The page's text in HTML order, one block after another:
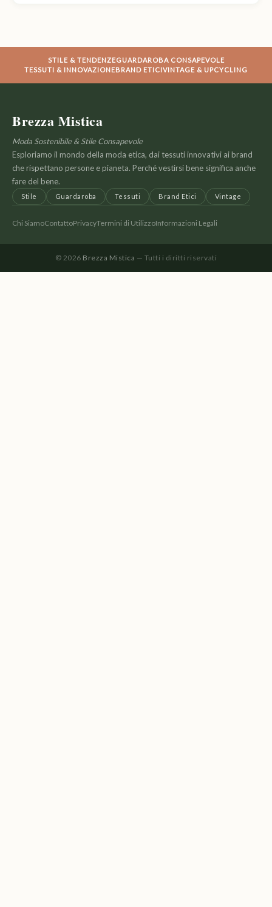
STILE & TENDENZEGUARDAROBA CONSAPEVOLE
TESSUTI & INNOVAZIONEBRAND ETICIVINTAGE & UPCYCLING
Brezza Mistica
Moda Sostenibile & Stile Consapevole
Esploriamo il mondo della moda etica, dai tessuti innovativi ai brand
che rispettano persone e pianeta. Perché vestirsi bene significa anche
fare del bene.
Stile Guardaroba Tessuti Brand Etici Vintage
Chi SiamoContattoPrivacyTermini di UtilizzoInformazioni Legali
© 2026 Brezza Mistica — Tutti i diritti riservati